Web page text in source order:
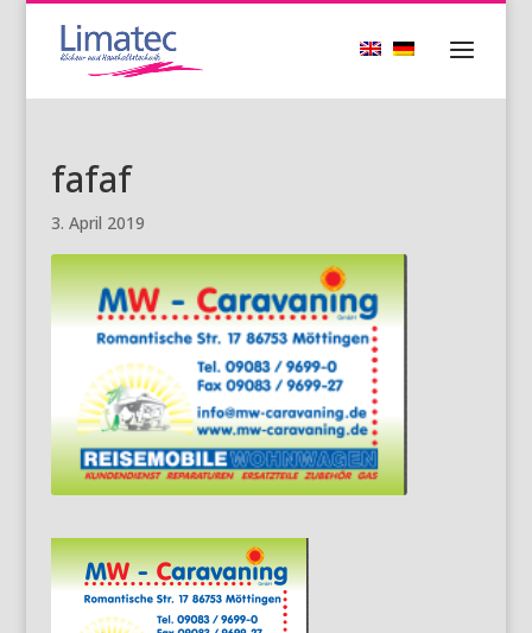
fafaf
3. April 2019